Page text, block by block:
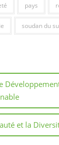
pays
soudan du
et la